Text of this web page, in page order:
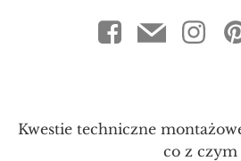
Kwestie techniczne
co z czym